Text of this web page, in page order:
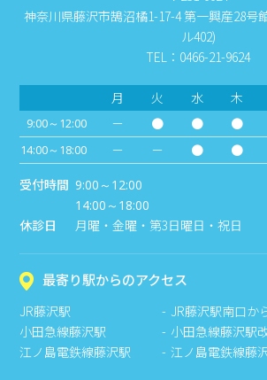
神奈川県藤沢市鵠沼橘1-17-4 第一興産28号
ル402)
TEL：0466-21-9624
月 火 水 木
9:00～12:00 － ● ● ●
14:00～18:00 － － ● ●
受付時間 9:00～12:00
14:00～18:00
休診日 月曜・金曜・第3日曜日・祝日
最寄り駅からのアクセス
JR藤沢駅
JR藤沢駅南口か
小田急線藤沢駅
小田急線藤沢駅
江ノ島電鉄線藤沢駅
江ノ島電鉄線藤